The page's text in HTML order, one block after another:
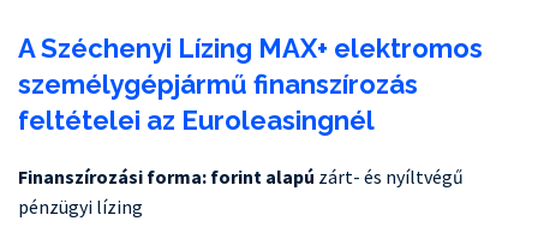
A Széchenyi Lízing MAX+ elektromos
személygépjármű finanszírozás
feltételei az Euroleasingnél
Finanszírozási forma: forint alapú zárt- és nyíltvégű
pénzügyi lízing